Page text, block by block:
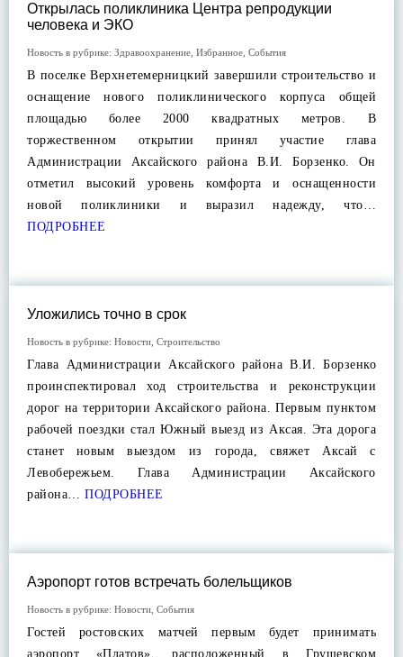
Открылась поликлиника Центра репродукции
человека и ЭКО
Новость в рубрике: Здравоохранение Избранное События
В поселке Верхнетемерницкий завершили строительство и
оснащение нового поликлинического корпуса общей
площадью более 2000 квадратных метров. В
торжественном открытии принял участие глава
Администрации Аксайского района В.И. Борзенко. Он
отметил высокий уровень комфорта и оснащенности
новой поликлиники и выразил надежду, что…
ПОДРОБНЕЕ
Уложились точно в срок
Новость в рубрике: Новости Строительство
Глава Администрации Аксайского района В.И. Борзенко
проинспектировал ход строительства и реконструкции
дорог на территории Аксайского района. Первым пунктом
рабочей поездки стал Южный выезд из Аксая. Эта дорога
станет новым выездом из города, свяжет Аксай с
Левобережьем. Глава Администрации Аксайского
района… ПОДРОБНЕЕ
Аэропорт готов встречать болельщиков
Новость в рубрике: Новости События
Гостей ростовских матчей первым будет принимать
аэропорт «Платов», расположенный в Грушевском